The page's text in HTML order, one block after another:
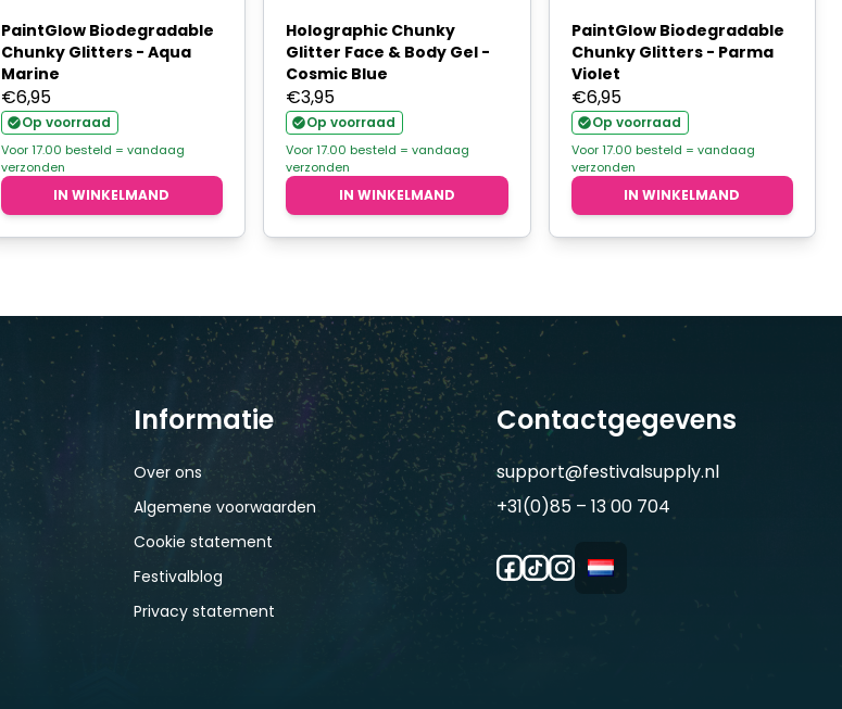
PaintGlow Biodegradable
Chunky Glitters - Aqua
Marine
€6,95
Op voorraad
Voor 17.00 besteld = vandaag
verzonden
IN WINKELMAND
Holographic Chunky
Glitter Face & Body Gel -
Cosmic Blue
€3,95
Op voorraad
Voor 17.00 besteld = vandaag
verzonden
IN WINKELMAND
PaintGlow Biodegradable
Chunky Glitters - Parma
Violet
€6,95
Op voorraad
Voor 17.00 besteld = vandaag
verzonden
IN WINKELMAND
Informatie
Over ons
Algemene voorwaarden
Cookie statement
Festivalblog
Privacy statement
Contactgegevens
support@festivalsupply.nl
+31(0)85 – 13 00 704